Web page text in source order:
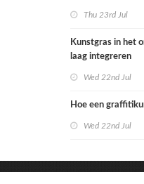
Thu 23rd Jul
Kunstgras in het
laag integreren
Wed 22nd Jul
Hoe een
Wed 22nd Jul